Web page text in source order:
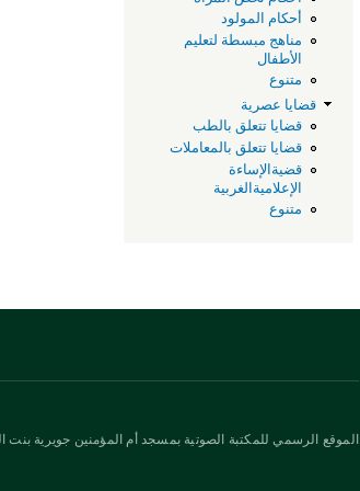
أحكام المولود
مناهج مبسطة لتعليم
الأطفال
متنوع
قضايا عصرية
قضايا تتعلق بالطب
قضايا تتعلق بالمعاملات
قضيةالإساءة
الإعلاميةالغربية
متنوع
الموقع الرسمي للمكتبة الصوتية بمسجد أم المؤمنين جويرية